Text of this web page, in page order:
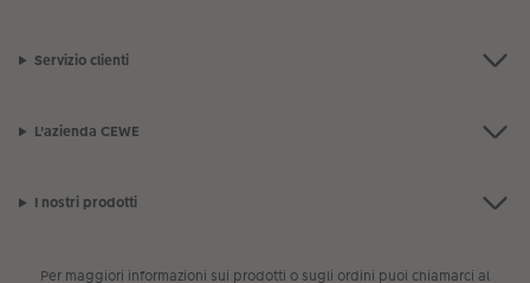
Servizio clienti
L'azienda CEWE
I nostri prodotti
Per maggiori informazioni sui prodotti o sugli ordini puoi chiamarci al